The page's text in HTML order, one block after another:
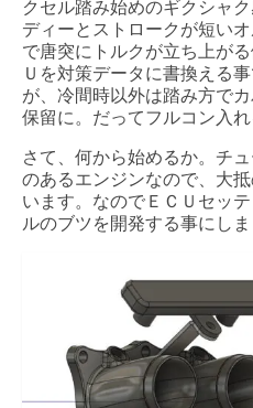
クセル踏み始めのギクシャ
ディーとストロークが短い
で唐突にトルクが立ち上が
Ｕを対策データに書換える
が、冷間時以外は踏み方で
保留に。だってフルコン入れ
さて、何から始めるか。チ
のあるエンジンなので、大
います。なのでＥＣＵセッ
ルのブツを開発する事にしま